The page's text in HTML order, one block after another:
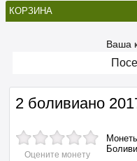
КОРЗИНА
Ваша
2 боливиано
Оцените монету